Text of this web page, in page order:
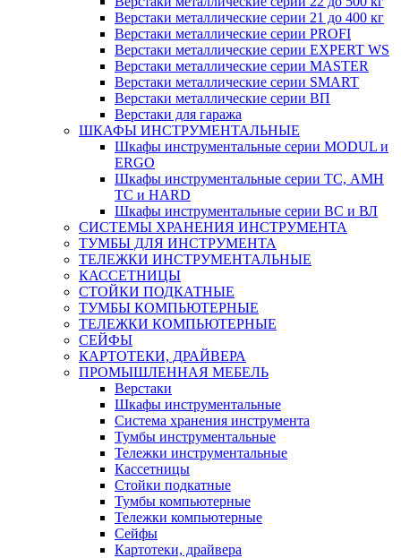
Верстаки металлические серии 21 до 400 кг
Верстаки металлические серии PROFI
Верстаки металлические серии EXPERT WS
Верстаки металлические серии MASTER
Верстаки металлические серии SMART
Верстаки металлические серии ВП
Верстаки для гаража
ШКАФЫ ИНСТРУМЕНТАЛЬНЫЕ
Шкафы инструментальные серии MODUL и
ERGO
Шкафы инструментальные серии ТС, АМН
ТС и HARD
Шкафы инструментальные серии ВС и ВЛ
СИСТЕМЫ ХРАНЕНИЯ ИНСТРУМЕНТА
ТУМБЫ ДЛЯ ИНСТРУМЕНТА
ТЕЛЕЖКИ ИНСТРУМЕНТАЛЬНЫЕ
КАССЕТНИЦЫ
СТОЙКИ ПОДКАТНЫЕ
ТУМБЫ КОМПЬЮТЕРНЫЕ
ТЕЛЕЖКИ КОМПЬЮТЕРНЫЕ
СЕЙФЫ
КАРТОТЕКИ, ДРАЙВЕРА
ПРОМЫШЛЕННАЯ МЕБЕЛЬ
Верстаки
Шкафы инструментальные
Система хранения инструмента
Тумбы инструментальные
Тележки инструментальные
Кассетницы
Стойки подкатные
Тумбы компьютерные
Тележки компьютерные
Сейфы
Картотеки, драйвера